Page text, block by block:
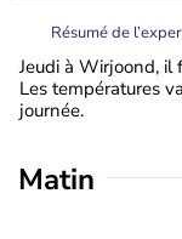
Résumé de
Jeudi à Wirjoond, il
Les températures
journée.
Matin